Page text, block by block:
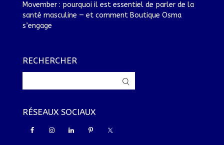
Movember : pourquoi il est essentiel de parler de la
santé masculine — et comment Boutique Osma
s’engage
RECHERCHER
RÉSEAUX SOCIAUX